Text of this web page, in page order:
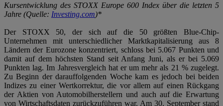
Kursentwicklung des STOXX Europe 600 Index über die letzten 5
Jahre (Quelle: Investing.com)*
Der STOXX 50, der sich auf die 50 größten Blue-Chip-
Unternehmen mit unterschiedlicher Marktkapitalisierung aus 8
Ländern der Eurozone konzentriert, schloss bei 5.067 Punkten und
damit auf dem höchsten Stand seit Anfang Juni, als er bei 5.069
Punkten lag. Im Jahresvergleich hat er um mehr als 21 % zugelegt.
Zu Beginn der darauffolgenden Woche kam es jedoch bei beiden
Indizes zu einer Wertkorrektur, die vor allem auf einen Rückgang
der Aktien von Automobilherstellern und auch auf die Erwartung
von Wirtschaftsdaten zurückzuführen war. Am 30. September stand